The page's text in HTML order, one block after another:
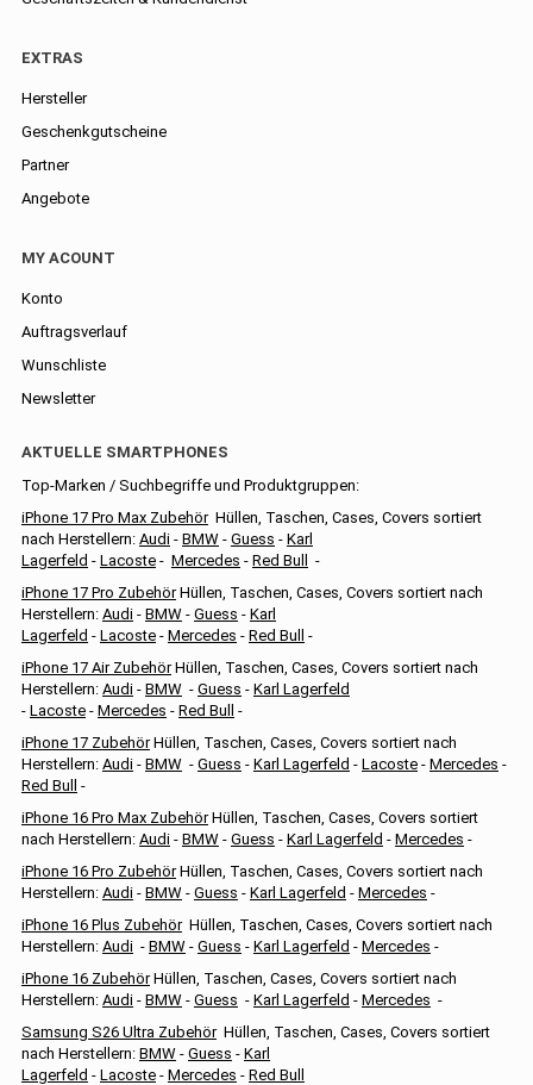
EXTRAS
Hersteller
Geschenkgutscheine
Partner
Angebote
MY ACOUNT
Konto
Auftragsverlauf
Wunschliste
Newsletter
AKTUELLE SMARTPHONES
Top-Marken / Suchbegriffe und Produktgruppen:
iPhone 17 Pro Max ZubehörHüllen, Taschen, Cases, Covers sortiert
nach Herstellern: Audi - BMW - Guess - Karl
Lagerfeld - Lacoste - Mercedes - Red Bull
-
iPhone 17 Pro ZubehörHüllen, Taschen, Cases, Covers sortiert nach
Herstellern: Audi - BMW - Guess - Karl
Lagerfeld - Lacoste - Mercedes - Red Bull
-
iPhone 17 Air ZubehörHüllen, Taschen, Cases, Covers sortiert nach
Herstellern: Audi - BMW - Guess - Karl Lagerfeld
- Lacoste - Mercedes - Red Bull
-
iPhone 17 ZubehörHüllen, Taschen, Cases, Covers sortiert nach
Herstellern: Audi - BMW - Guess - Karl Lagerfeld - Lacoste - Mercedes -
Red Bull
-
iPhone 16 Pro Max ZubehörHüllen, Taschen, Cases, Covers sortiert
nach Herstellern: Audi - BMW - Guess - Karl Lagerfeld - Mercedes -
iPhone 16 Pro ZubehörHüllen, Taschen, Cases, Covers sortiert nach
Herstellern: Audi - BMW - Guess - Karl Lagerfeld - Mercedes -
iPhone 16 Plus ZubehörHüllen, Taschen, Cases, Covers sortiert nach
Herstellern: Audi - BMW - Guess - Karl Lagerfeld - Mercedes -
iPhone 16 ZubehörHüllen, Taschen, Cases, Covers sortiert nach
Herstellern: Audi - BMW - Guess - Karl Lagerfeld - Mercedes -
Samsung S26 Ultra ZubehörHüllen, Taschen, Cases, Covers sortiert
nach Herstellern: BMW - Guess - Karl
Lagerfeld - Lacoste - Mercedes - Red Bull